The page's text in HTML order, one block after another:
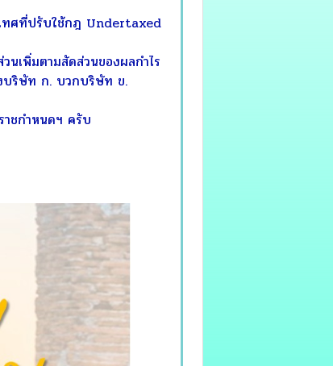
ศที่ปรับใช้กฎ Undertaxed
เพิ่มตามสัดส่วนของผลกำไร
บริษัท ก. บวกบริษัท ข.
าชกำหนดฯ ครับ